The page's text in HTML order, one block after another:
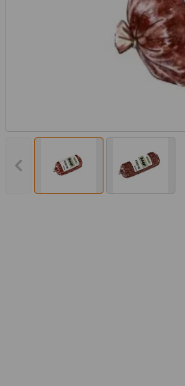
Vorheriges Bild anzeigen